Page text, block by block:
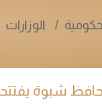
الوزارات
شبوة